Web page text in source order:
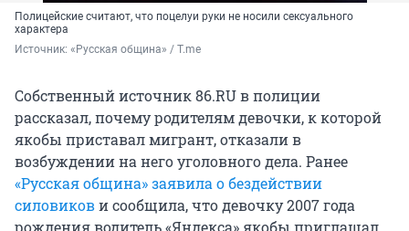
Полицейские считают, что поцелуи руки не носили сексуального
характера
Источник: «Русская община» / T.me
Собственный источник 86.RU в полиции
рассказал, почему родителям девочки, к которой
якобы приставал мигрант, отказали в
возбуждении на него уголовного дела. Ранее
«Русская община» заявила о бездействии
силовикови сообщила, что девочку 2007 года
рождения водитель «Яндекса» якобы приглашал